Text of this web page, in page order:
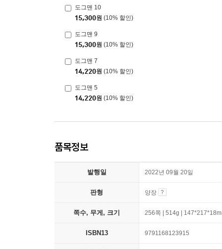
도그맨 10
15,300원 (10% 할인)
도그맨 9
15,300원 (10% 할인)
도그맨 7
14,220원 (10% 할인)
도그맨 5
14,220원 (10% 할인)
품목정보
발행일 2022년 09월 20일
판형 양장
쪽수, 무게, 크기 256쪽 | 514g |
ISBN13 9791168123915